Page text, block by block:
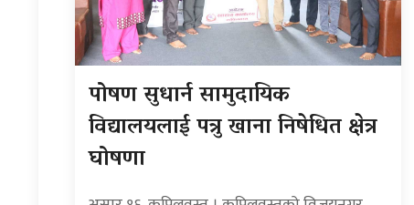
पोषण सुधार्न सामुदायिक
विद्यालयलाई पत्रु खाना निषेधित क्षेत्र
घोषणा